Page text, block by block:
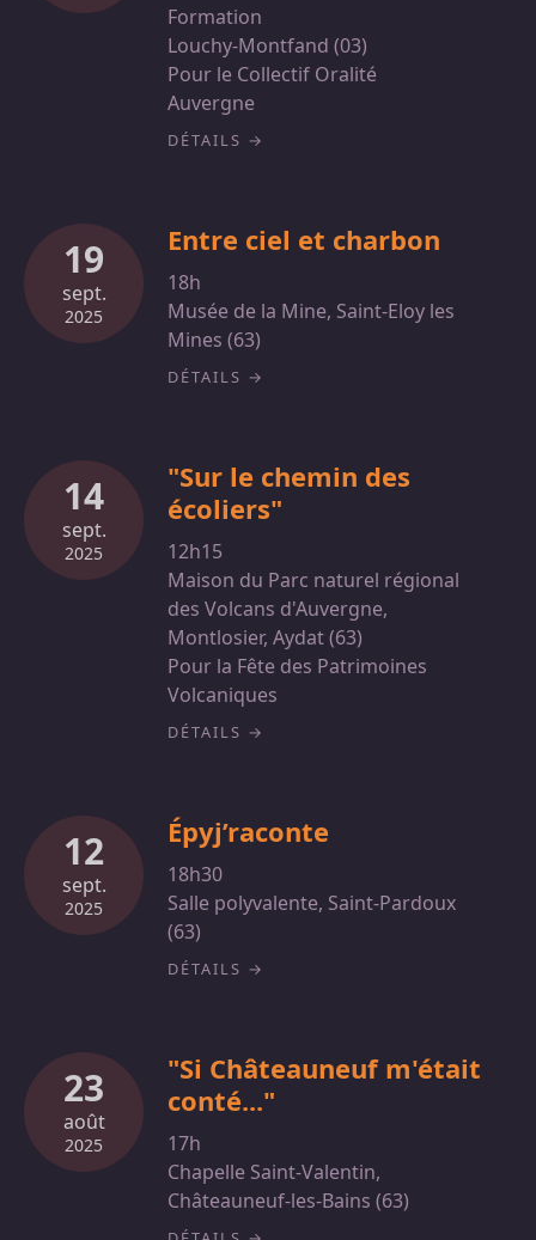
Formation
Louchy-Montfand (03)
Pour le Collectif Oralité
Auvergne
DÉTAILS
19
sept.
2025
Entre ciel et charbon
18h
Musée de la Mine, Saint-Eloy les
Mines (63)
DÉTAILS
14
sept.
2025
"Sur le chemin des
écoliers"
12h15
Maison du Parc naturel régional
des Volcans d'Auvergne,
Montlosier, Aydat (63)
Pour la Fête des Patrimoines
Volcaniques
DÉTAILS
12
sept.
2025
Épyj’raconte
18h30
Salle polyvalente, Saint-Pardoux
(63)
DÉTAILS
23
août
2025
"Si Châteauneuf m'était
conté..."
17h
Chapelle Saint-Valentin,
Châteauneuf-les-Bains (63)